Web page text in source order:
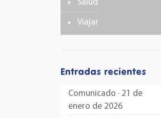
Salud
Viajar
Entradas recientes
Comunicado · 21 de
enero de 2026